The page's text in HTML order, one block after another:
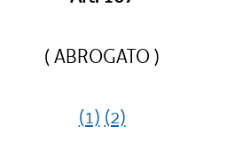
( ABROGATO )
(1) (2)